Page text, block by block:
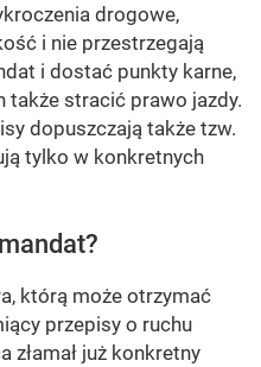
drogowe,
i nie przestrzegają
i dostać punkty karne,
także stracić prawo jazdy.
dopuszczają także tzw.
tylko w konkretnych
którą może otrzymać
przepisy o ruchu
już konkretny